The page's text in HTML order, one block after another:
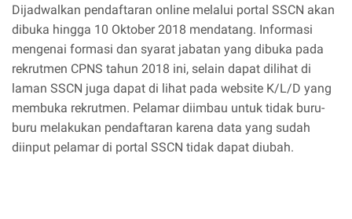
Dijadwalkan pendaftaran online melalui portal SSCN akan
dibuka hingga 10 Oktober 2018 mendatang. Informasi
mengenai formasi dan syarat jabatan yang dibuka pada
rekrutmen CPNS tahun 2018 ini, selain dapat dilihat di
laman SSCN juga dapat di lihat pada website K/L/D yang
membuka rekrutmen. Pelamar diimbau untuk tidak buru-
buru melakukan pendaftaran karena data yang sudah
diinput pelamar di portal SSCN tidak dapat diubah.